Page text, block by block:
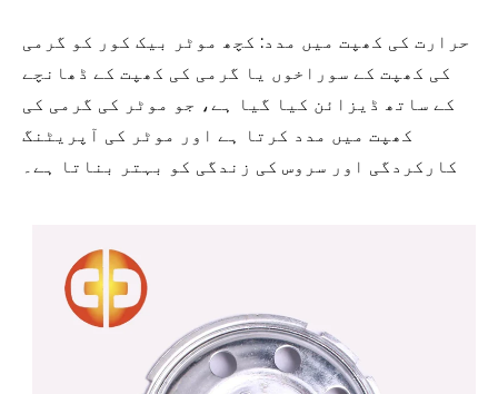
حرارت کی کھپت میں مدد: کچھ موٹر بیک کور کو گرمی
کی کھپت کے سوراخوں یا گرمی کی کھپت کے ڈھانچے
کے ساتھ ڈیزائن کیا گیا ہے، جو موٹر کی گرمی کی
کھپت میں مدد کرتا ہے اور موٹر کی آپریٹنگ
کارکردگی اور سروس کی زندگی کو بہتر بناتا ہے۔